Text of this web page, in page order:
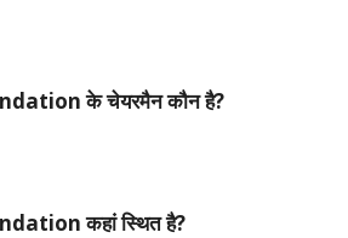
के चेयरमैन कौन है?
कहां स्थित है?